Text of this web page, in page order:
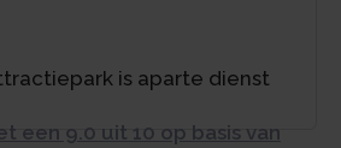
is aparte dienst
een 9.0 uit 10 op basis van